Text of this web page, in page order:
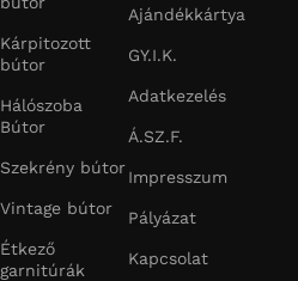
Kárpitozott
bútor
Hálószoba
Bútor
Szekrény bútor
Vintage bútor
Étkező
garnitúrák
Ajándékkártya
GY.I.K.
Adatkezelés
Á.SZ.F.
Impresszum
Pályázat
Kapcsolat